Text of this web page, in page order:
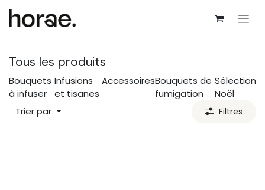
Tous les produits
Bouquets
à infuser
Infusions
et tisanes
AccessoiresBouquets de
fumigation
Sélection
Noël
Trier par
Filtres